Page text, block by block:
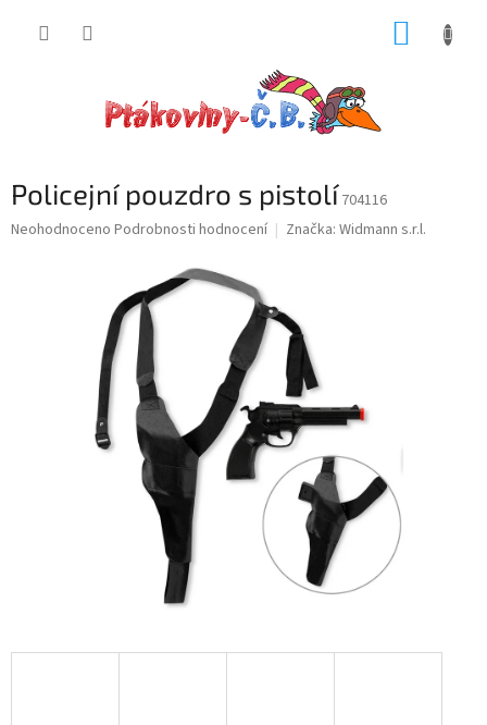
Policejní pouzdro s pistolí 704116
Průměrné
Neohodnoceno Podrobnosti hodnocení Značka: Widmann s.r.l.